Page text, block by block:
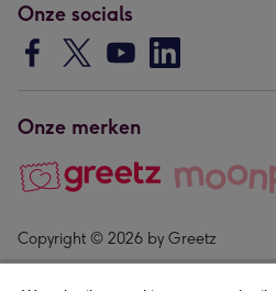
Onze socials
Onze merken
Copyright © 2026 by Greetz